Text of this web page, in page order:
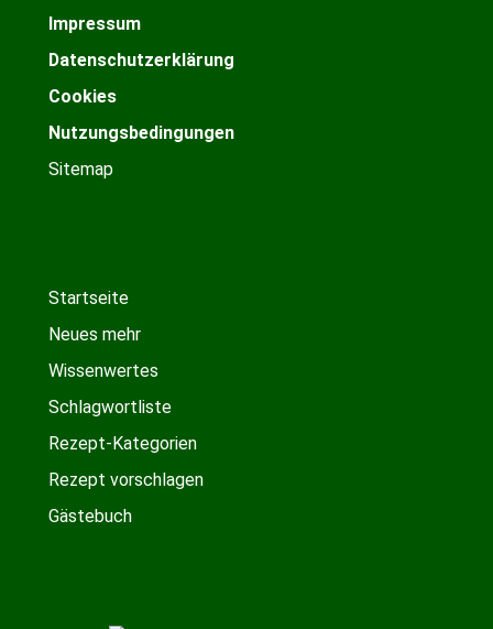
Impressum
Datenschutzerklärung
Cookies
Nutzungsbedingungen
Sitemap
Startseite
Neues mehr
Wissenwertes
Schlagwortliste
Rezept-Kategorien
Rezept vorschlagen
Gästebuch